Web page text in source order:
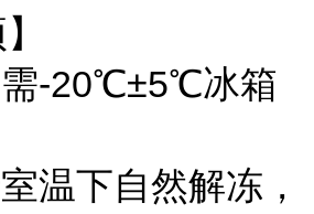
需-20℃±5℃冰箱
温下自然解冻，